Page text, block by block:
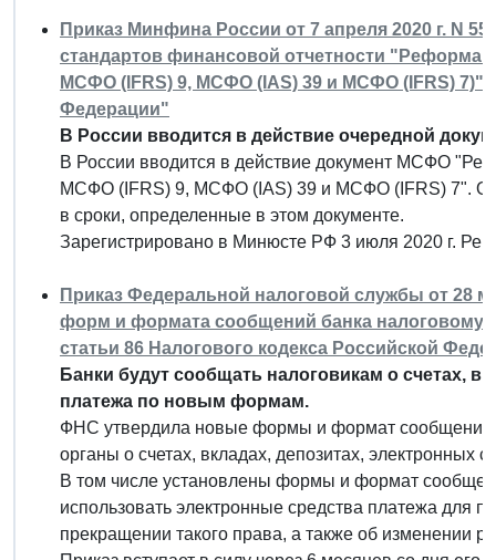
Приказ Минфина России от 7 апреля 2020 г. N
стандартов финансовой отчетности "Реформа
МСФО (IFRS) 9, МСФО (IAS) 39 и МСФО (IFRS) 7)"
Федерации"
В России вводится в действие очередной
В России вводится в действие документ МСФО
МСФО (IFRS) 9, МСФО (IAS) 39 и МСФО (IFRS) 7". Он
в сроки, определенные в этом документе.
Зарегистрировано в Минюсте РФ 3 июля 2020 г.
Приказ Федеральной налоговой службы от 28
форм и формата сообщений банка налоговому
статьи 86 Налогового кодекса Российской
Банки будут сообщать налоговикам о счетах,
платежа по новым формам.
ФНС утвердила новые формы и формат сообщения
органы о счетах, вкладах, депозитах, электронных
В том числе установлены формы и формат
использовать электронные средства платежа для
прекращении такого права, а также об изменении